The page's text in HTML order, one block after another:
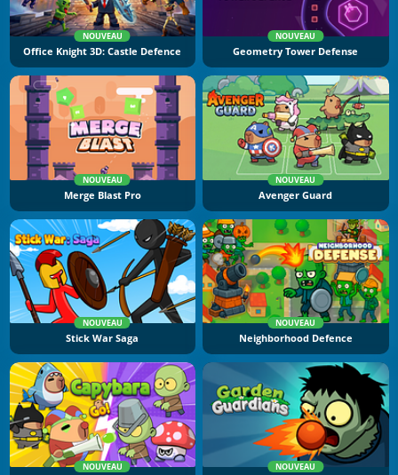
NOUVEAU
Office Knight 3D: Castle Defence
NOUVEAU
Geometry Tower Defense
NOUVEAU
Merge Blast Pro
NOUVEAU
Avenger Guard
NOUVEAU
Stick War Saga
NOUVEAU
Neighborhood Defence
NOUVEAU NOUVEAU